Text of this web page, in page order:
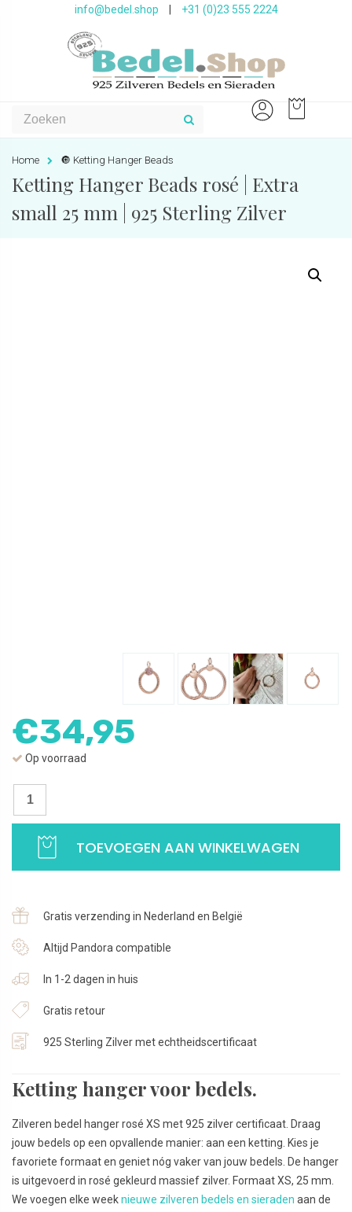
info@bedel.shop +31 (0)23 555 2224
Home 🔘 Ketting Hanger Beads
Ketting Hanger Beads rosé | Extra
small 25 mm | 925 Sterling Zilver
€34,95
Op voorraad
Ketting
|
small
25
mm
925
Sterling
Zilver
aantal
TOEVOEGEN AAN WINKELWAGEN
Gratis verzending in Nederland en België
Altijd Pandora compatible
In 1-2 dagen in huis
Gratis retour
925 Sterling Zilver met echtheidscertificaat
Ketting hanger voor bedels.
Zilveren bedel hanger rosé XS met 925 zilver certificaat. Draag
jouw bedels op een opvallende manier: aan een ketting. Kies je
favoriete formaat en geniet nóg vaker van jouw bedels. De hanger
is uitgevoerd in rosé gekleurd massief zilver. Formaat XS, 25 mm.
We voegen elke weeknieuwe zilveren bedels en sieraden aan de